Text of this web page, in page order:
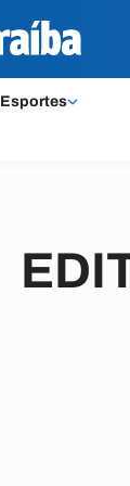
Esportes